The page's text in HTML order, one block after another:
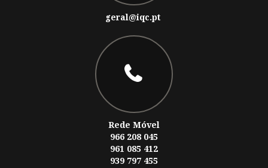
geral@iqc.pt
Rede Móvel
966 208 045
961 085 412
939 797 455